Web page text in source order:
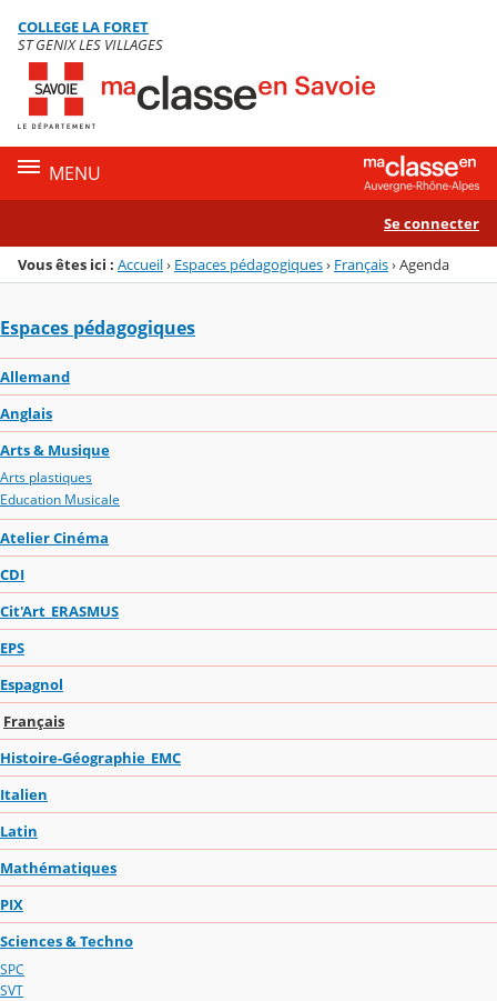
Menu de la rubrique
Contenu
COLLEGE LA FORET
ST GENIX LES VILLAGES
MENU
Se connecter
Vous êtes ici : Accueil› Espaces pédagogiques› Français›Agenda
Espaces pédagogiques
Allemand
Anglais
Arts & Musique
Arts plastiques
Education Musicale
Atelier Cinéma
CDI
Cit'Art_ERASMUS
EPS
Espagnol
Français
Histoire-Géographie_EMC
Italien
Latin
Mathématiques
PIX
Sciences & Techno
SPC
SVT